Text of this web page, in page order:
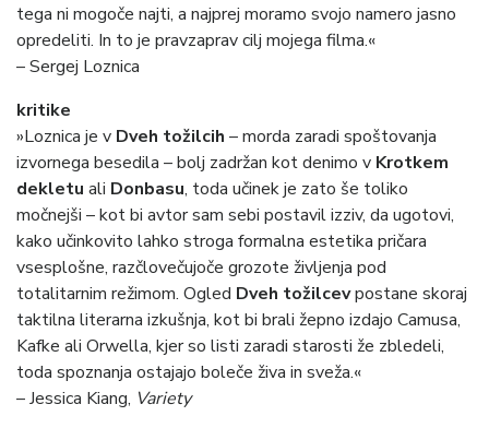
tega ni mogoče najti, a najprej moramo svojo namero jasno
opredeliti. In to je pravzaprav cilj mojega filma.«
– Sergej Loznica
kritike
»Loznica je v Dveh tožilcih – morda zaradi spoštovanja
izvornega besedila – bolj zadržan kot denimo v Krotkem
dekletu ali Donbasu, toda učinek je zato še toliko
močnejši – kot bi avtor sam sebi postavil izziv, da ugotovi,
kako učinkovito lahko stroga formalna estetika pričara
vsesplošne, razčlovečujoče grozote življenja pod
totalitarnim režimom. Ogled Dveh tožilcevpostane skoraj
taktilna literarna izkušnja, kot bi brali žepno izdajo Camusa,
Kafke ali Orwella, kjer so listi zaradi starosti že zbledeli,
toda spoznanja ostajajo boleče živa in sveža.«
– Jessica Kiang, Variety